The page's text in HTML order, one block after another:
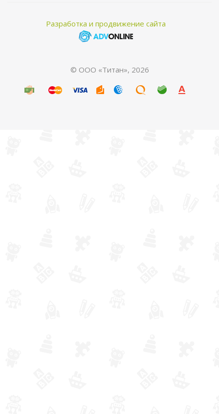
Разработка и продвижение сайта
© ООО «Титан», 2026